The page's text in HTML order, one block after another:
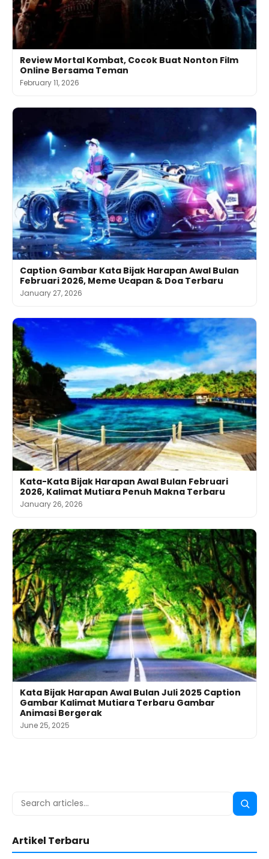
Review Mortal Kombat, Cocok Buat Nonton Film
Online Bersama Teman
February 11, 2026
Caption Gambar Kata Bijak Harapan Awal Bulan
Februari 2026, Meme Ucapan & Doa Terbaru
January 27, 2026
Kata-Kata Bijak Harapan Awal Bulan Februari
2026, Kalimat Mutiara Penuh Makna Terbaru
January 26, 2026
Kata Bijak Harapan Awal Bulan Juli 2025 Caption
Gambar Kalimat Mutiara Terbaru Gambar
Animasi Bergerak
June 25, 2025
Search
Search
Artikel Terbaru